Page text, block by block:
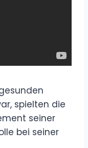
spielten die
seiner
bei seiner